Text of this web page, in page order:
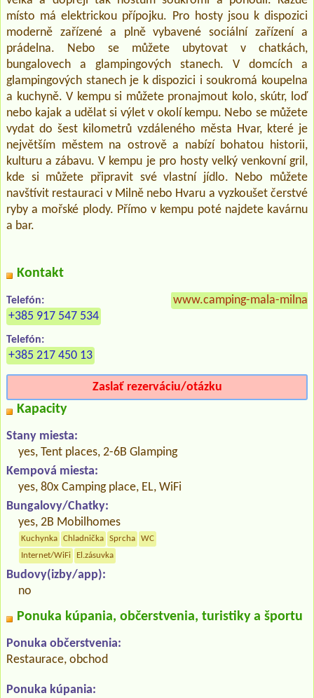
místo má elektrickou přípojku. Pro hosty jsou k dispozici
moderně zařízené a plně vybavené sociální zařízení a
prádelna. Nebo se můžete ubytovat v chatkách,
bungalovech a glampingových stanech. V domcích a
glampingových stanech je k dispozici i soukromá koupelna
a kuchyně. V kempu si můžete pronajmout kolo, skútr, loď
nebo kajak a udělat si výlet v okolí kempu. Nebo se můžete
vydat do šest kilometrů vzdáleného města Hvar, které je
největším městem na ostrově a nabízí bohatou historii,
kulturu a zábavu. V kempu je pro hosty velký venkovní gril,
kde si můžete připravit své vlastní jídlo. Nebo můžete
navštívit restauraci v Milně nebo Hvaru a vyzkoušet čerstvé
ryby a mořské plody. Přímo v kempu poté najdete kavárnu
a bar.
Kontakt
Telefón:
+385 917 547 534
Telefón:
+385 217 450 13
www.camping-mala-
Zaslať rezerváciu/otázku
Kapacity
Stany miesta:
yes, Tent places, 2-6B Glamping
Kempová miesta:
yes, 80x Camping place, EL, WiFi
Bungalovy/Chatky:
yes, 2B Mobilhomes
Kuchynka Chladnička Sprcha
WC
Internet/WiFi
El.zásuvka
Budovy(izby/app):
no
Ponuka kúpania, občerstvenia, turistiky a športu
Ponuka občerstvenia:
Restaurace, obchod
Ponuka kúpania: